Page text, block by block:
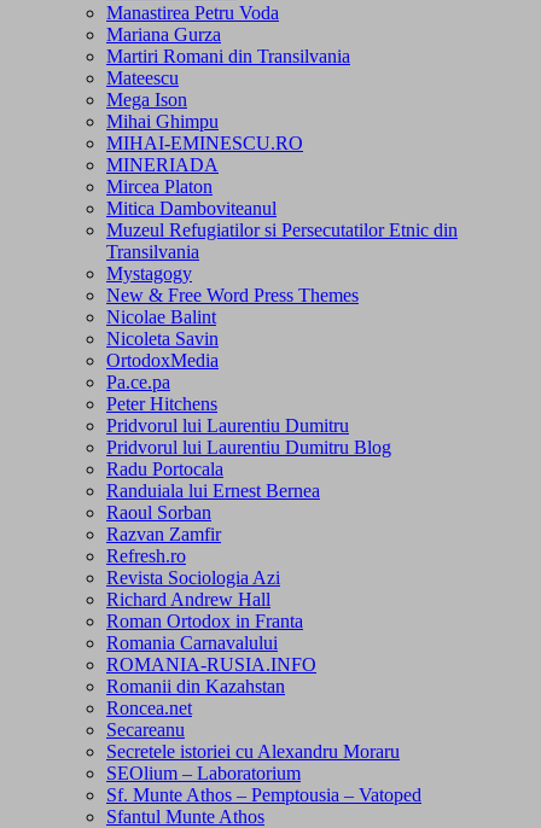
Manastirea Petru Voda
Mariana Gurza
Martiri Romani din Transilvania
Mateescu
Mega Ison
Mihai Ghimpu
MIHAI-EMINESCU.RO
MINERIADA
Mircea Platon
Mitica Damboviteanul
Muzeul Refugiatilor si Persecutatilor Etnic din
Transilvania
Mystagogy
New & Free Word Press Themes
Nicolae Balint
Nicoleta Savin
OrtodoxMedia
Pa.ce.pa
Peter Hitchens
Pridvorul lui Laurentiu Dumitru
Pridvorul lui Laurentiu Dumitru Blog
Radu Portocala
Randuiala lui Ernest Bernea
Raoul Sorban
Razvan Zamfir
Refresh.ro
Revista Sociologia Azi
Richard Andrew Hall
Roman Ortodox in Franta
Romania Carnavalului
ROMANIA-RUSIA.INFO
Romanii din Kazahstan
Roncea.net
Secareanu
Secretele istoriei cu Alexandru Moraru
SEOlium – Laboratorium
Sf. Munte Athos – Pemptousia – Vatoped
Sfantul Munte Athos